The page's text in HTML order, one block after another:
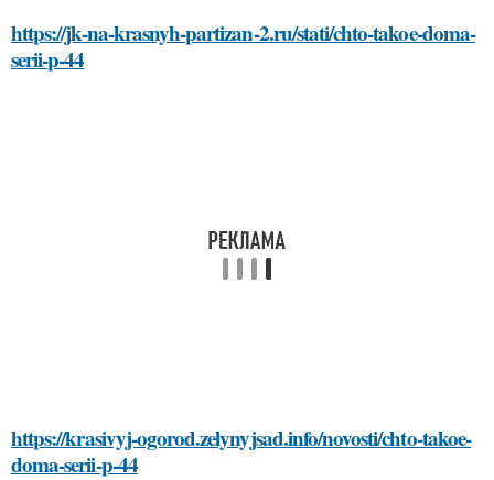
https://jk-na-krasnyh-partizan-2.ru/stati/chto-takoe-doma-
serii-p-44
https://krasivyj-ogorod.zelynyjsad.info/novosti/chto-takoe-
doma-serii-p-44